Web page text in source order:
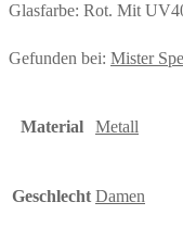
Glasfarbe: Rot. Mit
Gefunden bei: Mister
Material Metall
Geschlecht Damen